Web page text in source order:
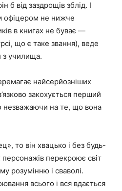
б від заздрощів зблід. І
офіцером не нижче
в книгах не буває —
що є таке звання), веде
з училища.
найсерйозніших
закохується перший
незважаючи на те, що вона
то він хвацько і без будь-
перекроює світ
розумінню і сваволі.
всього і вся вдається